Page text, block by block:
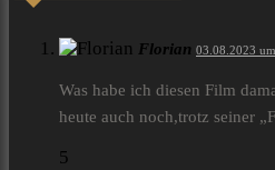
Florian 03.08.2023
Was habe ich diesen Film
heute auch noch,trotz seiner
5